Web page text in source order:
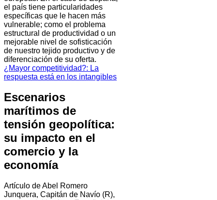
el país tiene particularidades
específicas que le hacen más
vulnerable; como el problema
estructural de productividad o un
mejorable nivel de sofisticación
de nuestro tejido productivo y de
diferenciación de su oferta.
¿Mayor competitividad?: La
respuesta está en los intangibles
Escenarios
marítimos de
tensión geopolítica:
su impacto en el
comercio y la
economía
Artículo de Abel Romero
Junquera, Capitán de Navío (R),